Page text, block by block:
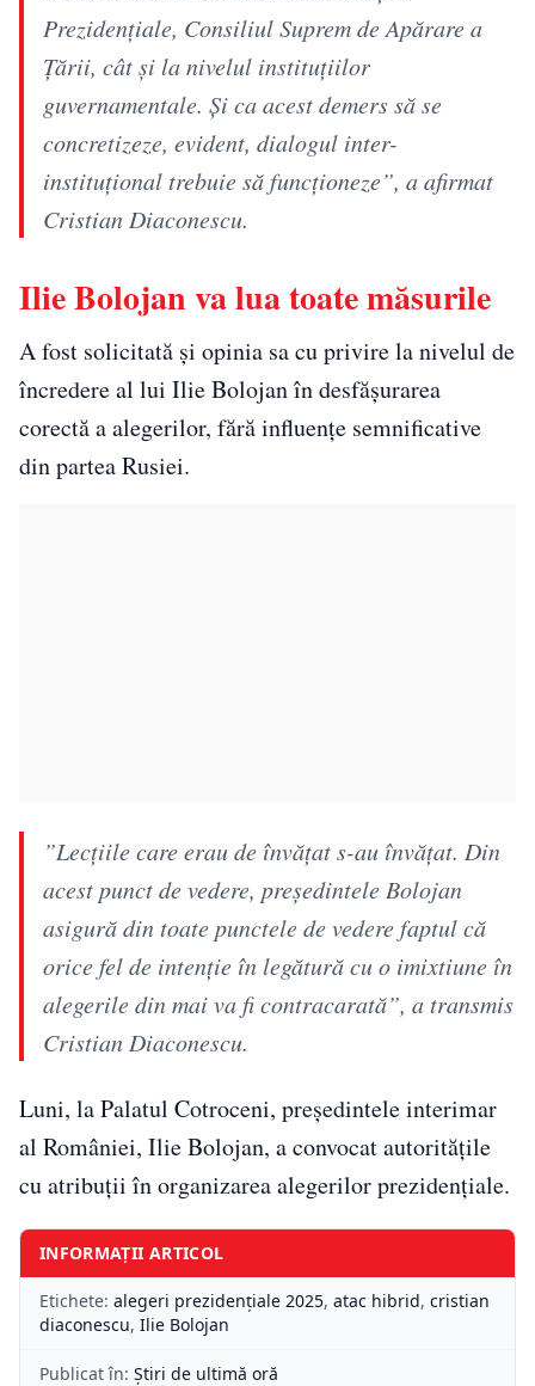
Prezidenţiale, Consiliul Suprem de Apărare a
Ţării, cât şi la nivelul instituţiilor
guvernamentale. Şi ca acest demers să se
concretizeze, evident, dialogul inter-
instituţional trebuie să funcţioneze”, a afirmat
Cristian Diaconescu.
Ilie Bolojan va lua toate măsurile
A fost solicitată și opinia sa cu privire la nivelul de
încredere al lui Ilie Bolojan în desfășurarea
corectă a alegerilor, fără influențe semnificative
din partea Rusiei.
”Lecţiile care erau de învăţat s-au învăţat. Din
acest punct de vedere, preşedintele Bolojan
asigură din toate punctele de vedere faptul că
orice fel de intenţie în legătură cu o imixtiune în
alegerile din mai va fi contracarată”, a transmis
Cristian Diaconescu.
Luni, la Palatul Cotroceni, preşedintele interimar
al României, Ilie Bolojan, a convocat autorităţile
cu atribuţii în organizarea alegerilor prezidenţiale.
INFORMAȚII ARTICOL
Etichete: alegeri prezidențiale 2025, atac hibrid, cristian
diaconescu, Ilie Bolojan
Publicat în: Știri de ultimă oră